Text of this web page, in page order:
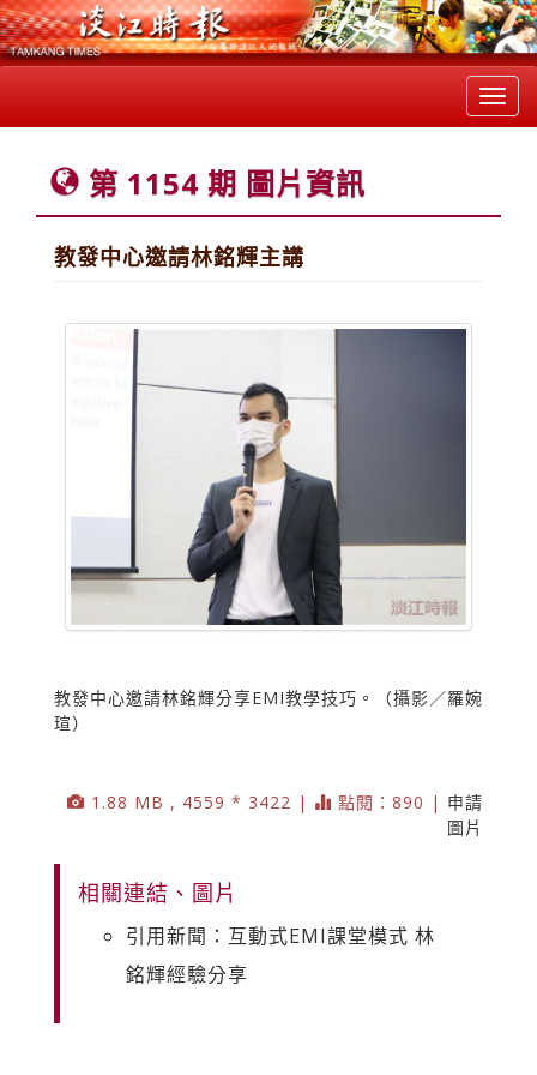
第 1154 期 圖片資訊
教發中心邀請林銘輝主講
教發中心邀請林銘輝分享EMI教學技巧。（攝影／羅婉
瑄）
1.88 MB , 4559 * 3422 | 點閱：890 | 申請
圖片
相關連結、圖片
引用新聞：互動式EMI課堂模式 林
銘輝經驗分享